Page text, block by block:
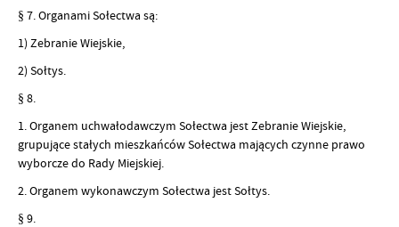
§ 7. Organami Sołectwa są:
1) Zebranie Wiejskie,
2) Sołtys.
§ 8.
1. Organem uchwałodawczym Sołectwa jest Zebranie Wiejskie,
grupujące stałych mieszkańców Sołectwa mających czynne prawo
wyborcze do Rady Miejskiej.
2. Organem wykonawczym Sołectwa jest Sołtys.
§ 9.